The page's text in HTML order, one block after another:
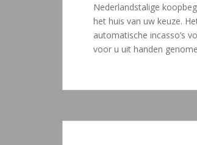
Nederlandstalige
het huis van uw keuze.
automatische incasso’s
voor u uit handen